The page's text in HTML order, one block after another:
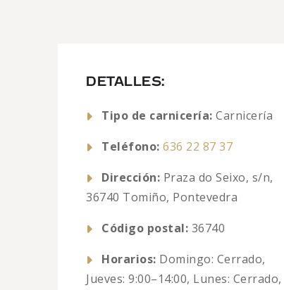
DETALLES:
Tipo de carnicería: Carnicería
Teléfono: 636 22 87 37
Dirección: Praza do Seixo, s/n,
36740 Tomiño, Pontevedra
Código postal: 36740
Horarios: Domingo: Cerrado,
Jueves: 9:00–14:00, Lunes: Cerrado,